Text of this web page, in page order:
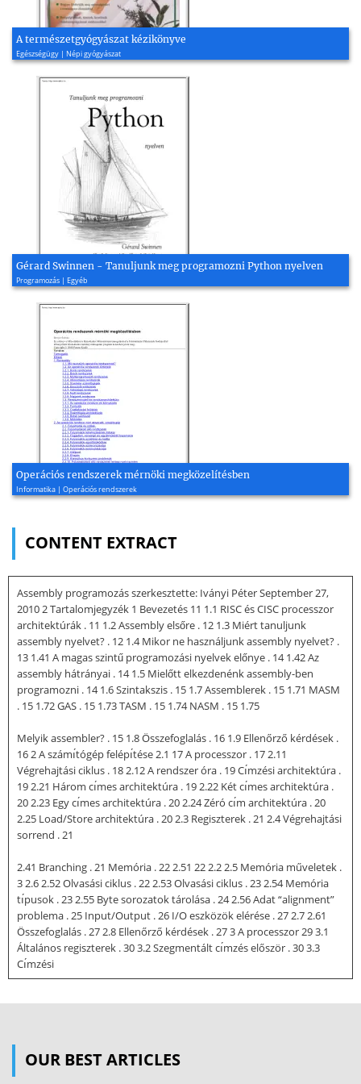
A természetgyógyászat kézikönyve
Egészségügy | Népi gyógyászat
Gérard Swinnen - Tanuljunk meg programozni Python nyelven
Programozás | Egyéb
Operációs rendszerek mérnöki megközelítésben
Informatika | Operációs rendszerek
CONTENT EXTRACT
Assembly programozás szerkesztette: Iványi Péter September 27,
2010 2 Tartalomjegyzék 1 Bevezetés 11 1.1 RISC és CISC processzor
architektúrák . 11 1.2 Assembly elsőre . 12 1.3 Miért tanuljunk
assembly nyelvet? . 12 1.4 Mikor ne használjunk assembly nyelvet? .
13 1.41 A magas szintű programozási nyelvek előnye . 14 1.42 Az
assembly hátrányai . 14 1.5 Mielőtt elkezdenénk assembly-ben
programozni . 14 1.6 Szintakszis . 15 1.7 Assemblerek . 15 1.71 MASM
. 15 1.72 GAS . 15 1.73 TASM . 15 1.74 NASM . 15 1.75
Melyik assembler? . 15 1.8 Összefoglalás . 16 1.9 Ellenőrző kérdések .
16 2 A számı́tógép felépı́tése 2.1 17 A processzor . 17 2.11
Végrehajtási ciklus . 18 2.12 A rendszer óra . 19 Cı́mzési architektúra .
19 2.21 Három cı́mes architektúra . 19 2.22 Két cı́mes architektúra .
20 2.23 Egy cı́mes architektúra . 20 2.24 Zéró cı́m architektúra . 20
2.25 Load/Store architektúra . 20 2.3 Regiszterek . 21 2.4 Végrehajtási
sorrend . 21
2.41 Branching . 21 Memória . 22 2.51 22 2.2 2.5 Memória műveletek .
3 2.6 2.52 Olvasási ciklus . 22 2.53 Olvasási ciklus . 23 2.54 Memória
tı́pusok . 23 2.55 Byte sorozatok tárolása . 24 2.56 Adat “alignment”
problema . 25 Input/Output . 26 I/O eszközök elérése . 27 2.7 2.61
Összefoglalás . 27 2.8 Ellenőrző kérdések . 27 3 A processzor 29 3.1
Általános regiszterek . 30 3.2 Szegmentált cı́mzés először . 30 3.3
Cı́mzési
Konstansok . 39 4.24 TIMES pszeudo utası́tás . 39 SEG kulcsszó . 39
OUR BEST ARTICLES